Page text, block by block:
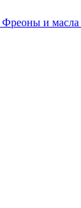
Фреоны и масла